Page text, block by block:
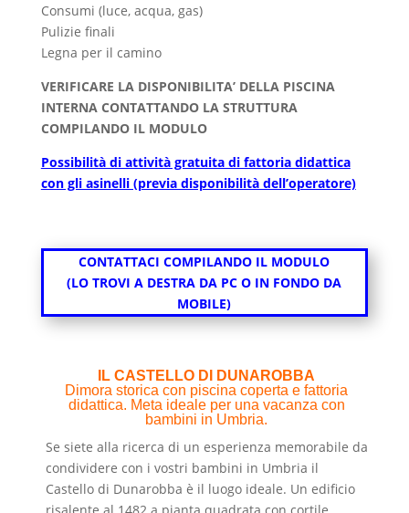
Consumi (luce, acqua, gas)
Pulizie finali
Legna per il camino
VERIFICARE LA DISPONIBILITA’ DELLA PISCINA
INTERNA CONTATTANDO LA STRUTTURA
COMPILANDO IL MODULO
Possibilità di attività gratuita di fattoria didattica
con gli asinelli (previa disponibilità dell’operatore)
CONTATTACI COMPILANDO IL MODULO
(LO TROVI A DESTRA DA PC O IN FONDO DA
MOBILE)
IL CASTELLO DI DUNAROBBA
Dimora storica con piscina coperta e fattoria
didattica. Meta ideale per una vacanza con
bambini in Umbria.
Se siete alla ricerca di un esperienza memorabile da
condividere con i vostri bambini in Umbria il
Castello di Dunarobba è il luogo ideale. Un edificio